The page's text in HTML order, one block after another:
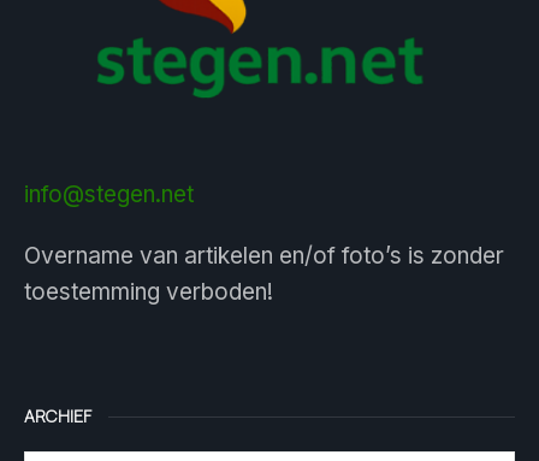
info@stegen.net
Overname van artikelen en/of foto’s is zonder
toestemming verboden!
ARCHIEF